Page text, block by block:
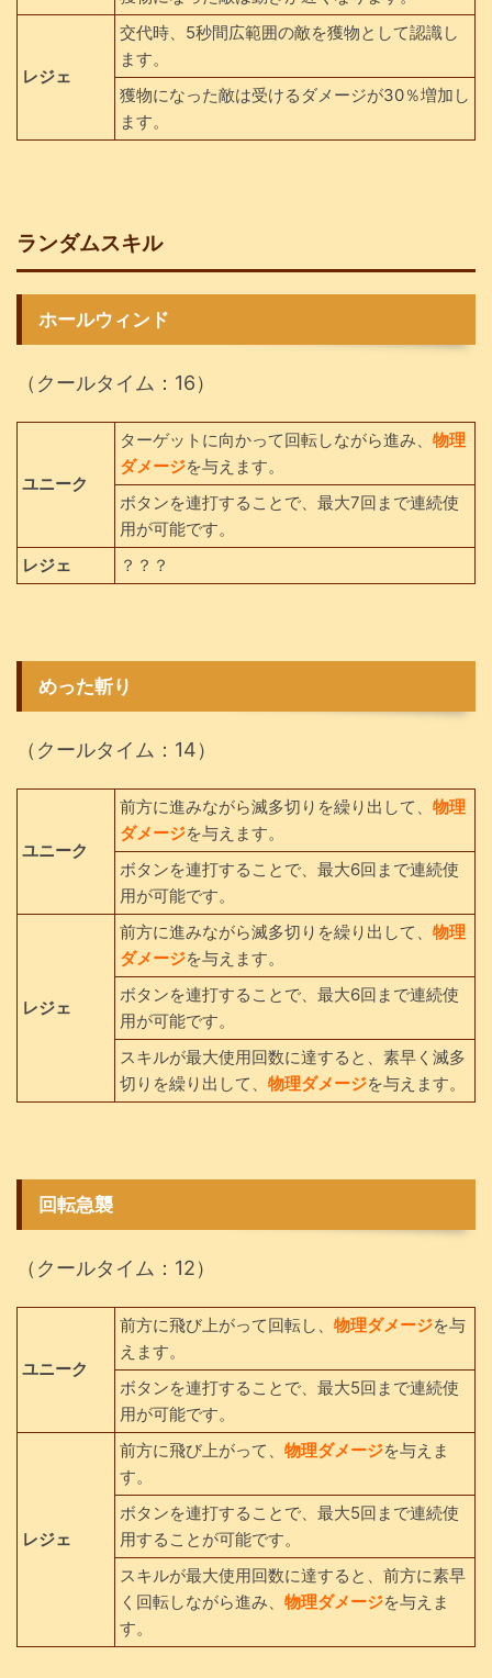
レジェ
交代時、5秒間広範囲の敵を獲物として認識し
ます。
獲物になった敵は受けるダメージが30％増加し
ます。
ランダムスキル
ホールウィンド
（クールタイム：16）
ユニーク
ターゲットに向かって回転しながら進み、 物理
ダメージを与えます。
ボタンを連打することで、最大7回まで連続使
用が可能です。
レジェ
？？？
めった斬り
（クールタイム：14）
ユニーク
前方に進みながら滅多切りを繰り出して、 物理
ダメージを与えます。
ボタンを連打することで、最大6回まで連続使
用が可能です。
レジェ
前方に進みながら滅多切りを繰り出して、 物理
ダメージを与えます。
ボタンを連打することで、最大6回まで連続使
用が可能です。
スキルが最大使用回数に達すると、素早く滅多
切りを繰り出して、 物理ダメージを与えます。
回転急襲
（クールタイム：12）
ユニーク
前方に飛び上がって回転し、 物理ダメージを与
えます。
ボタンを連打することで、最大5回まで連続使
用が可能です。
レジェ
前方に飛び上がって、 物理ダメージを与えま
す。
ボタンを連打することで、最大5回まで連続使
用することが可能です。
スキルが最大使用回数に達すると、前方に素早
く回転しながら進み、 物理ダメージを与えま
す。